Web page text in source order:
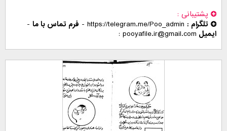
پشتیبانی
تلگرام : https://telegram.me/Poo_admin
- فرم تماس با ما -
ایمیل pooyafile.ir@gmail.com